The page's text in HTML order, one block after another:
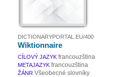
DICTIONARYPORTAL.EU/400
Wiktionnaire
CÍLOVÝ JAZYK francouzština
METAJAZYK francouzština
ŽÁNR Všeobecné slovníky